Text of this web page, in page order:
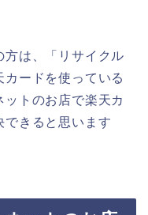
方は、「リサイクル
ードを使っている
トのお店で楽天カ
できると思います